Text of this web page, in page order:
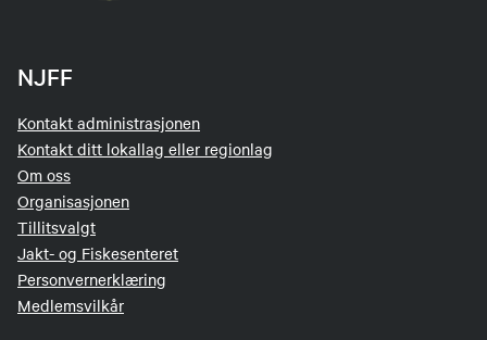
NJFF
Kontakt administrasjonen
Kontakt ditt lokallag eller regionlag
Om oss
Organisasjonen
Tillitsvalgt
Jakt- og Fiskesenteret
Personvernerklæring
Medlemsvilkår